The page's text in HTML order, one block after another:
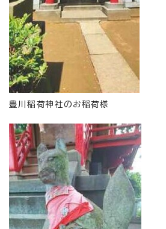
豊川稲荷神社のお稲荷様